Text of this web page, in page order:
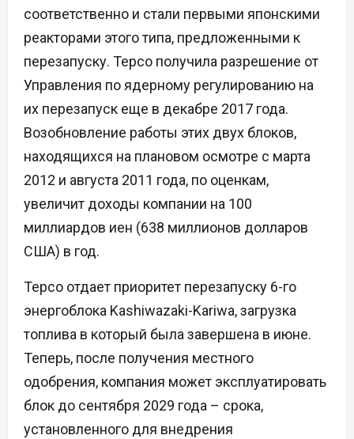
соответственно и стали первыми японскими
реакторами этого типа, предложенными к
перезапуску. Tepco получила разрешение от
Управления по ядерному регулированию на
их перезапуск еще в декабре 2017 года.
Возобновление работы этих двух блоков,
находящихся на плановом осмотре с марта
2012 и августа 2011 года, по оценкам,
увеличит доходы компании на 100
миллиардов иен (638 миллионов долларов
США) в год.
Tepco отдает приоритет перезапуску 6-го
энергоблока Kashiwazaki-Kariwa, загрузка
топлива в который была завершена в июне.
Теперь, после получения местного
одобрения, компания может эксплуатировать
блок до сентября 2029 года – срока,
установленного для внедрения